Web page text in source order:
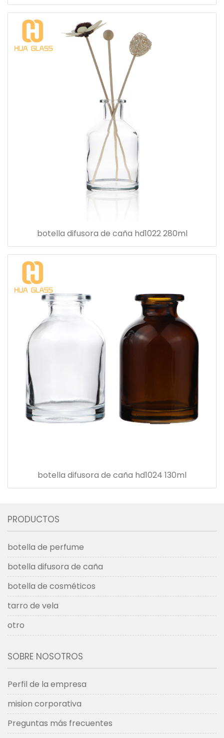
botella difusora de caña hd1022 280ml
botella difusora de caña hd1024 130ml
PRODUCTOS
botella de perfume
botella difusora de caña
botella de cosméticos
tarro de vela
otro
SOBRE NOSOTROS
Perfil de la empresa
mision corporativa
Preguntas más frecuentes